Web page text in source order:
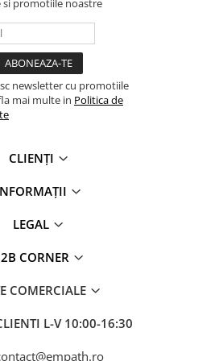
si promotiile noastre
newsletter cu promotiile
mai multe in Politica de
CLIENȚI
LEGAL
CORNER
COMERCIALE
L-V 10:00-16:30